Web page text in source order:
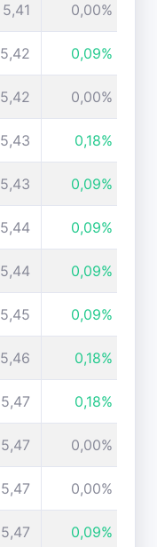
5,41 0,00%
5,42 0,09%
5,42 0,00%
5,43 0,18%
5,43 0,09%
5,44 0,09%
5,44 0,09%
5,45 0,09%
5,46 0,18%
5,47 0,18%
5,47 0,00%
5,47 0,00%
5,47 0,09%